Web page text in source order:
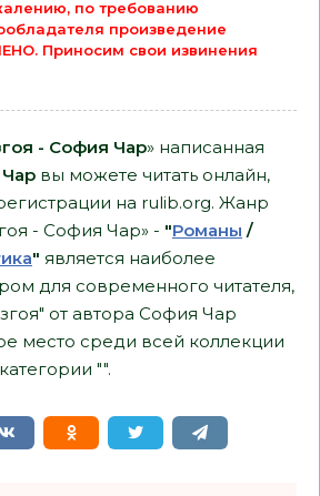
по требованию
произведение
Приносим свои извинения
- София Чар» написанная
вы можете читать онлайн,
на rulib.org. Жанр
- София Чар» - "Романы /
" является наиболее
для современного читателя,
от автора София Чар
место среди всей коллекции
"".